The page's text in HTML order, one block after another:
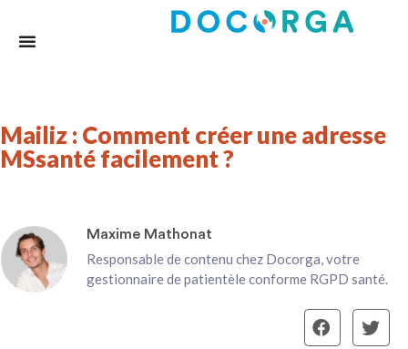
Mailiz : Comment créer une adresse
MSsanté facilement ?
Maxime Mathonat
Responsable de contenu chez Docorga, votre
gestionnaire de patientèle conforme RGPD santé.